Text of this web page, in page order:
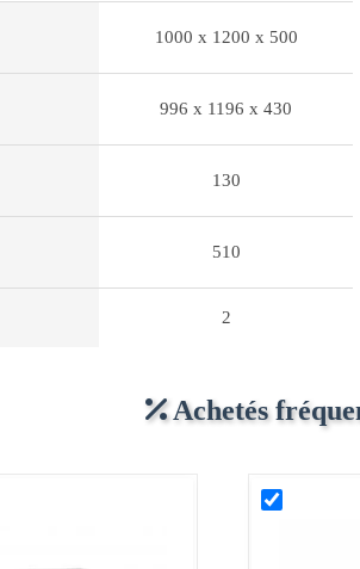
1000 x 1200 x 500
996 x 1196 x 430
130
510
2
Achetés